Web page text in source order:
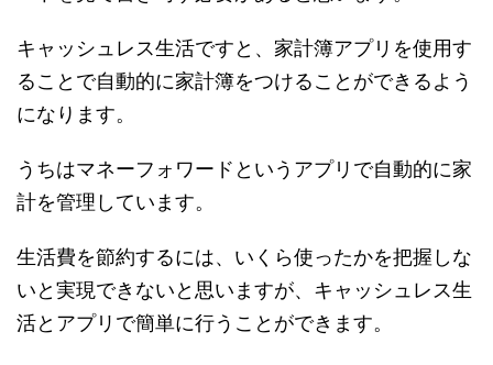
キャッシュレス生活ですと、家計簿アプリを使用す
ることで自動的に家計簿をつけることができるよう
になります。
うちはマネーフォワードというアプリで自動的に家
計を管理しています。
生活費を節約するには、いくら使ったかを把握しな
いと実現できないと思いますが、キャッシュレス生
活とアプリで簡単に行うことができます。